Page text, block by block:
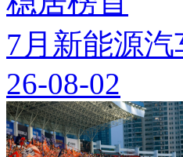
7月新能源
26-08-02